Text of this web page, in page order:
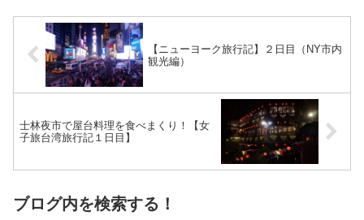
【ニューヨーク旅行記】２日目（NY市内
観光編）
士林夜市で屋台料理を食べまくり！【女
子旅台湾旅行記１日目】
ブログ内を検索する！